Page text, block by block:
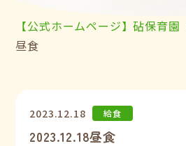
【公式ホームページ】砧保育園
昼食
2023.12.18 給食
2023.12.18昼食